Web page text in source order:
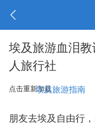
埃及旅游血泪
人旅行社
点击重新加载埃及旅游指南
朋友去埃及自由行